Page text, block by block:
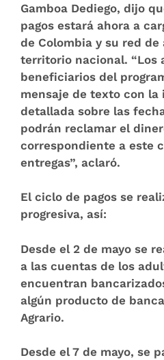
Gamboa Dediego, dijo
pagos estará ahora a
de Colombia y su red de
territorio nacional. “Los
beneficiarios del
mensaje de texto con la
detallada sobre las
podrán reclamar el
correspondiente a este
entregas”, aclaró.
El ciclo de pagos se
progresiva, así:
Desde el 2 de mayo se
a las cuentas de los
encuentran
algún producto de
Agrario.
Desde el 7 de mayo, se